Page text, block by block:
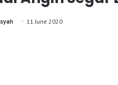
11 June 2020